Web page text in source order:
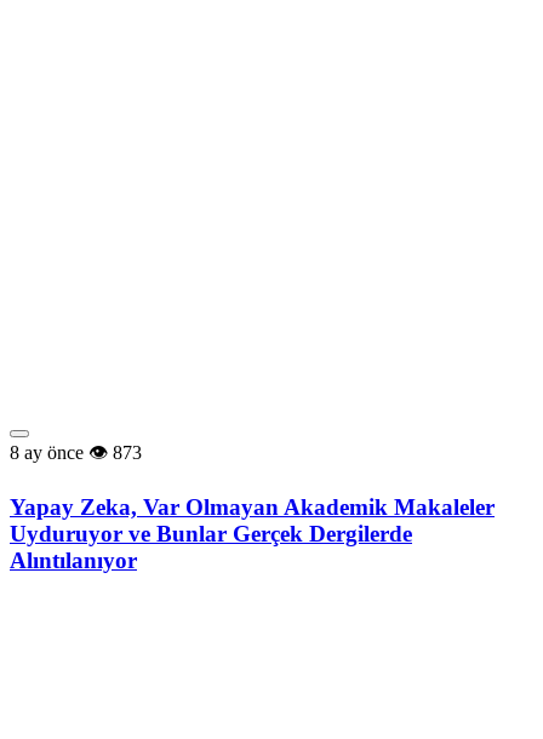
8 ay önce 873
Yapay Zeka, Var Olmayan Akademik Makaleler
Uyduruyor ve Bunlar Gerçek Dergilerde
Alıntılanıyor